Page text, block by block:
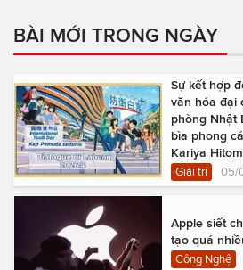
BÀI MỚI TRONG NGÀY
Sự kết hợp
văn hóa đại
phòng Nhật
bìa phong
Kariya
Giải trí 05/
Apple siết
tạo quá
Công Nghệ